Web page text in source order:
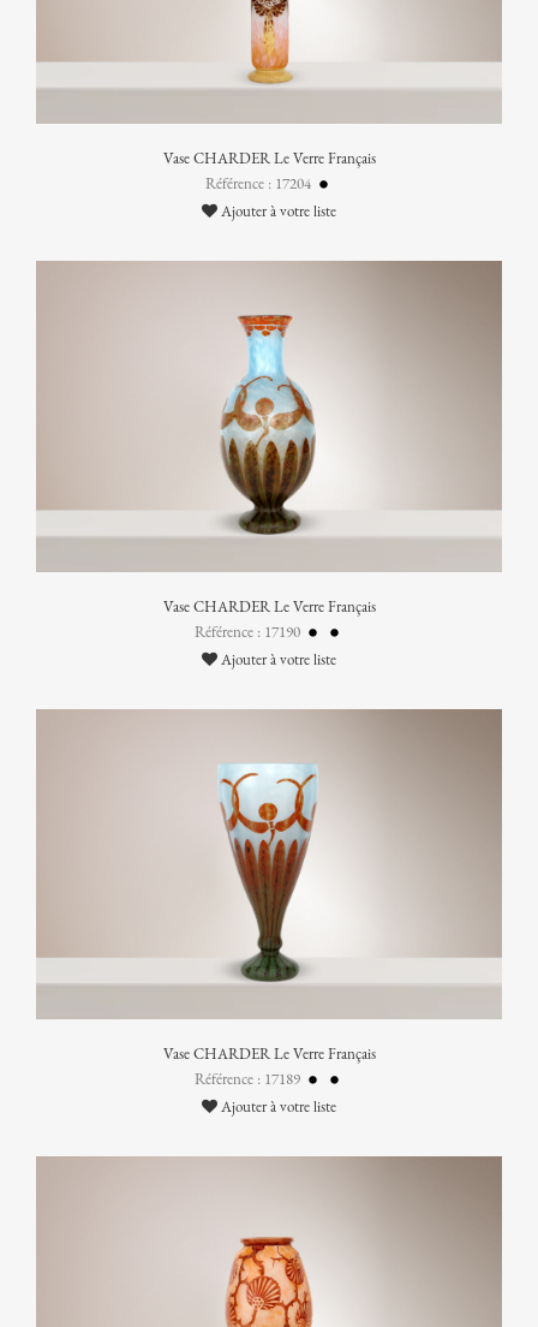
Vase CHARDER Le Verre Français
Référence : 17204
Ajouter à votre liste
Vase CHARDER Le Verre Français
Référence : 17190
Ajouter à votre liste
Vase CHARDER Le Verre Français
Référence : 17189
Ajouter à votre liste